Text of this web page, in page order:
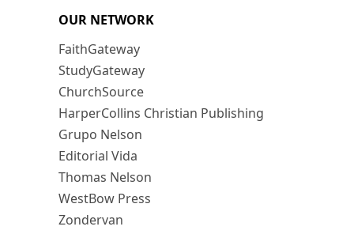
OUR NETWORK
FaithGateway
StudyGateway
ChurchSource
HarperCollins Christian Publishing
Grupo Nelson
Editorial Vida
Thomas Nelson
WestBow Press
Zondervan